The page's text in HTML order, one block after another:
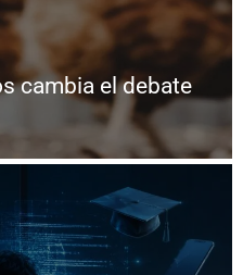
cambia el debate